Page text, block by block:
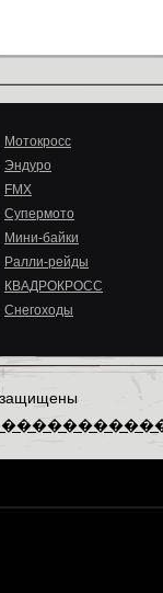
Мотокросс
Эндуро
FMX
Супермото
Мини-байки
Ралли-рейды
КВАДРОКРОСС
Снегоходы
защищены